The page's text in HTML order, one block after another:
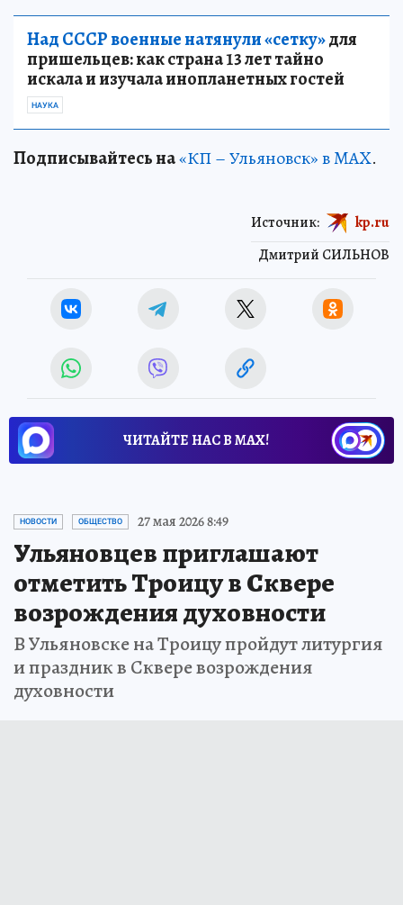
Над СССР военные натянули «сетку»для
пришельцев: как страна 13 лет тайно
искала и изучала инопланетных гостей
НАУКА
Подписывайтесь на«КП – Ульяновск» в MAX.
Дмитрий СИЛЬНОВ
Источник: kp.ru
ЧИТАЙТЕ НАС В МАХ!
НОВОСТИ ОБЩЕСТВО 27 мая 2026 8:49
Ульяновцев приглашают
отметить Троицу в Сквере
возрождения духовности
В Ульяновске на Троицу пройдут литургия
и праздник в Сквере возрождения
духовности